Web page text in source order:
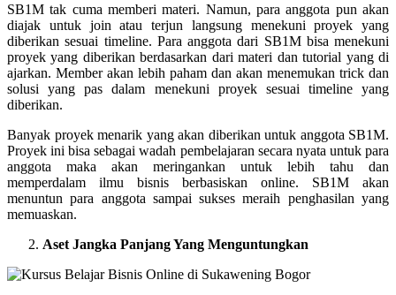
SB1M tak cuma memberi materi. Namun, para anggota pun akan
diajak untuk join atau terjun langsung menekuni proyek yang
diberikan sesuai timeline. Para anggota dari SB1M bisa menekuni
proyek yang diberikan berdasarkan dari materi dan tutorial yang di
ajarkan. Member akan lebih paham dan akan menemukan trick dan
solusi yang pas dalam menekuni proyek sesuai timeline yang
diberikan.
Banyak proyek menarik yang akan diberikan untuk anggota SB1M.
Proyek ini bisa sebagai wadah pembelajaran secara nyata untuk para
anggota maka akan meringankan untuk lebih tahu dan
memperdalam ilmu bisnis berbasiskan online. SB1M akan
menuntun para anggota sampai sukses meraih penghasilan yang
memuaskan.
Aset Jangka Panjang Yang Menguntungkan